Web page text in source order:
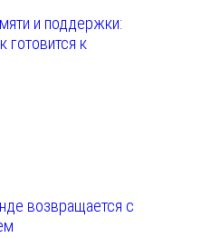
и поддержки:
готовится к
возвращается с